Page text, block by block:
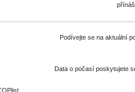
Podívejte se na aktuální
Data o počasí poskytujete